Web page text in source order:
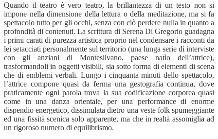
Quando il teatro è vero teatro, la brillantezza di un testo non si
impone nella dimensione della lettura o della meditazione, ma si fa
spettacolo tutto per gli occhi, senza con ciò perdere nulla in quanto a
profondità di contenuti. La scrittura di Serena Di Gregorio guadagna
i primi carati di purezza artistica proprio nel condensare i racconti da
lei setacciati personalmente sul territorio (una lunga serie di interviste
con gli anziani di Montesilvano, paese natìo dell’attrice),
trasformandoli in oggetti visibili, sia sotto forma di elementi di scena
che di emblemi verbali. Lungo i cinquanta minuti dello spettacolo,
l’attrice compone quasi da ferma una gestografia continua, dove
praticamente ogni parola trova la sua codificazione corporea quasi
come in una danza orientale, per una performance di enorme
dispendio energetico, dissimulata dietro una veste folk spumeggiante
ed una fissità scenica solo apparente, ma che in realtà assomiglia ad
un rigoroso numero di equilibrismo.